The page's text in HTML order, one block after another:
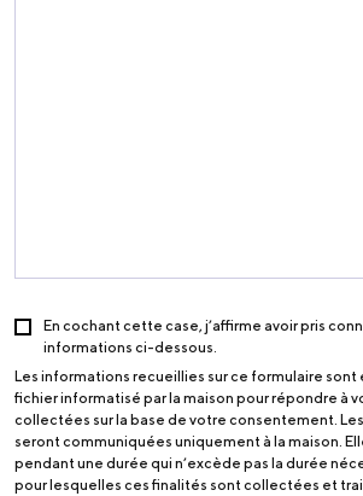
En cochant cette case, j’affirme avoir pris
informations ci-dessous.
Les informations recueillies sur ce formulaire sont
fichier informatisé par la maison pour répondre à
collectées sur la base de votre consentement.
seront communiquées uniquement à la maison.
pendant une durée qui n’excède pas la durée
pour lesquelles ces finalités sont collectées et